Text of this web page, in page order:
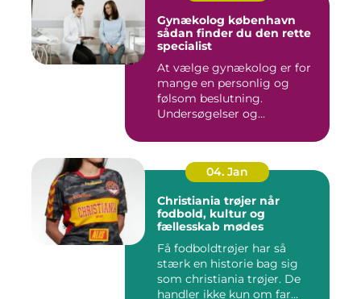
Gynækolog københavn
sådan finder du den rette
specialist
At vælge gynækolog er for
mange en personlig og
følsom beslutning.
Undersøgelser og
04. Jan
Christiania trøjer når
fodbold, kultur og
fællesskab mødes
Få fodboldtrøjer har så
stærk en historie bag sig
som christiania trøjer. De
handler ikke kun om far...